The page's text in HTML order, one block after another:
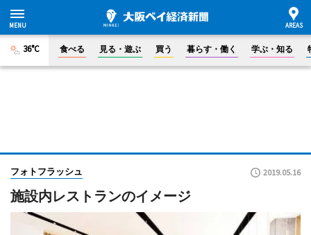
36°C 食べる 見る・遊ぶ 買う 暮らす・働く 学ぶ・知る
フォトフラッシュ 2019.05.16
施設内レストランのイメージ